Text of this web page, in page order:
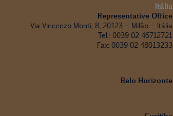
Itália
Representative Office
Via Vincenzo Monti, 8, 20123 – Milão – Itália
Tel.: 0039 02 46712721
Fax: 0039 02 48013233
Belo Horizonte